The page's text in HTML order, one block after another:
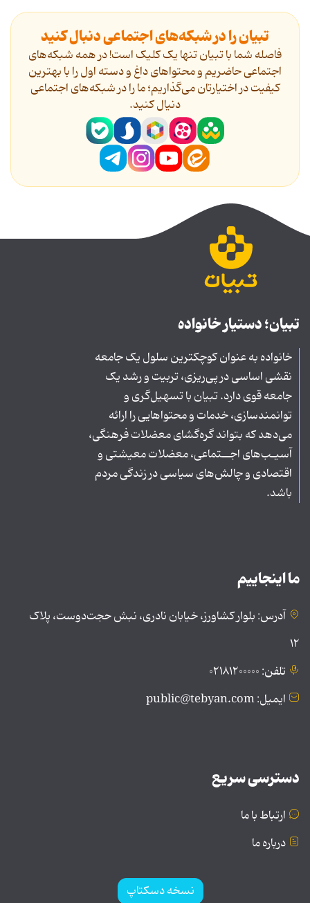
تبیان را در شبکه‌های اجتماعی دنبال کنید
فاصله شما با تبیان تنها یک کلیک است! در همه شبکه‌های
اجتماعی حاضریم و محتواهای داغ و دسته اول را با بهترین
کیفیت در اختیارتان می‌گذاریم؛ ما را در شبکه‌های اجتماعی
دنیال کنید.
تبیان؛ دستیار خانواده
خانواده به عنوان کوچکترین سلول یک جامعه
نقشی اساسی در پی‌ریزی، تربیت و رشد یک
جامعه قوی دارد. تبیان با تسهیل‌گری و
توانمندسازی، خدمات و محتواهایی را ارائه
می‌دهد که بتواند گره‌گشای معضلات فرهنگی،
آسیـب‌های اجــتماعی، معضلات معیشتی و
اقتصادی و چالش‌های سیاسی در زندگی مردم
باشد.
ما اینجاییم
آدرس: بلوار کشاورز، خیابان نادری، نبش حجت‌دوست، پلاک
۱۲
تلفن: ۰۲۱۸۱۲۰۰۰۰۰
ایمیل: public@tebyan.com
دسترسی سریع
ارتباط با ما
درباره ما
نسخه دسکتاپ